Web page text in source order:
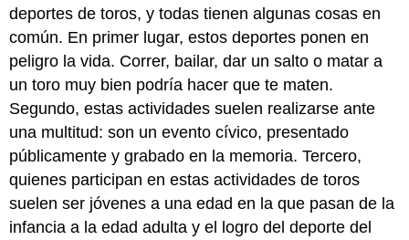
deportes de toros, y todas tienen algunas cosas en
común. En primer lugar, estos deportes ponen en
peligro la vida. Correr, bailar, dar un salto o matar a
un toro muy bien podría hacer que te maten.
Segundo, estas actividades suelen realizarse ante
una multitud: son un evento cívico, presentado
públicamente y grabado en la memoria. Tercero,
quienes participan en estas actividades de toros
suelen ser jóvenes a una edad en la que pasan de la
infancia a la edad adulta y el logro del deporte del